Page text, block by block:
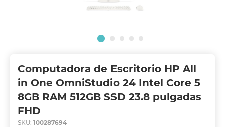
Computadora de Escritorio HP All
in One OmniStudio 24 Intel Core 5
8GB RAM 512GB SSD 23.8 pulgadas
FHD
SKU: 100287694